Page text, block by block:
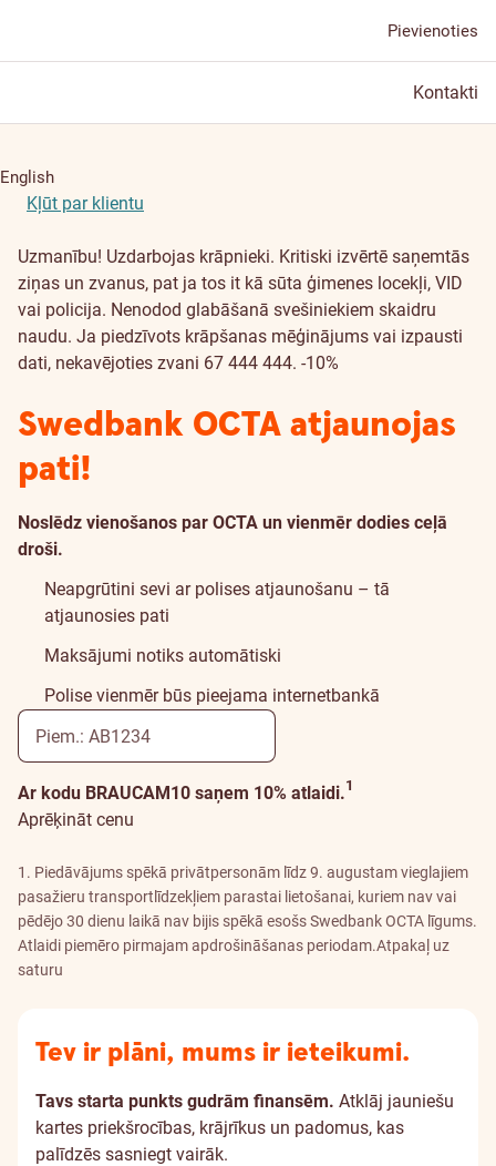
Pievienoties
Kontakti
English
Kļūt par klientu
Uzmanību! Uzdarbojas krāpnieki. Kritiski izvērtē saņemtās
ziņas un zvanus, pat ja tos it kā sūta ģimenes locekļi, VID
vai policija. Nenodod glabāšanā svešiniekiem skaidru
naudu. Ja piedzīvots krāpšanas mēģinājums vai izpausti
dati, nekavējoties zvani 67 444 444. -10%
Swedbank OCTA atjaunojas
pati!
Noslēdz vienošanos par OCTA un vienmēr dodies ceļā
droši.
Neapgrūtini sevi ar polises atjaunošanu – tā
atjaunosies pati
Maksājumi notiks automātiski
Polise vienmēr būs pieejama internetbankā
Ar kodu BRAUCAM10 saņem 10% atlaidi.1
Aprēķināt cenu
1. Piedāvājums spēkā privātpersonām līdz 9. augustam vieglajiem
pasažieru transportlīdzekļiem parastai lietošanai, kuriem nav vai
pēdējo 30 dienu laikā nav bijis spēkā esošs Swedbank OCTA līgums.
Atlaidi piemēro pirmajam apdrošināšanas periodam.Atpakaļ uz
saturu
Tev ir plāni, mums ir ieteikumi.
Tavs starta punkts gudrām finansēm. Atklāj jauniešu
kartes priekšrocības, krājrīkus un padomus, kas
palīdzēs sasniegt vairāk.